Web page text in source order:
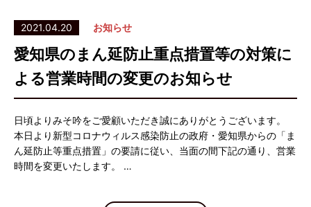
2021.04.20 お知らせ
愛知県のまん延防止重点措置等の対策に
よる営業時間の変更のお知らせ
日頃よりみそ吟をご愛顧いただき誠にありがとうございます。
本日より新型コロナウィルス感染防止の政府・愛知県からの「ま
ん延防止等重点措置」の要請に従い、当面の間下記の通り、営業
時間を変更いたします。 …